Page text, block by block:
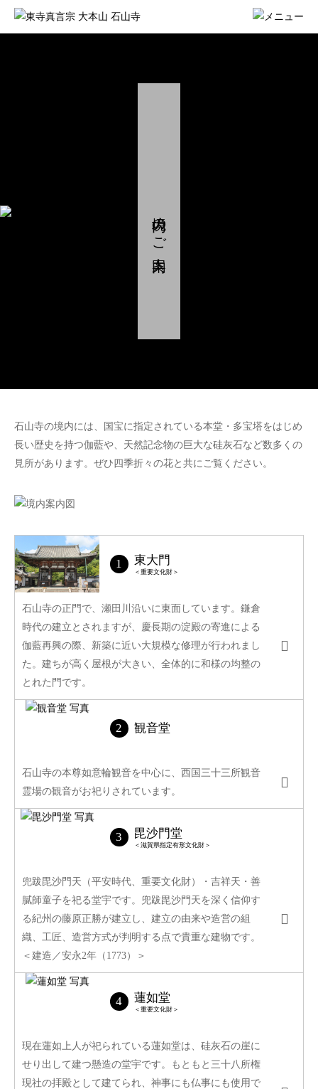
境内のご案内
石山寺の境内には、国宝に指定されている本堂・多宝塔をはじめ
長い歴史を持つ伽藍や、天然記念物の巨大な硅灰石など数多くの
見所があります。ぜひ四季折々の花と共にご覧ください。
東大門
＜重要文化財＞
石山寺の正門で、瀬田川沿いに東面しています。鎌倉
時代の建立とされますが、慶長期の淀殿の寄進による
伽藍再興の際、新築に近い大規模な修理が行われまし
た。建ちが高く屋根が大きい、全体的に和様の均整の
とれた門です。
観音堂
石山寺の本尊如意輪観音を中心に、西国三十三所観音
霊場の観音がお祀りされています。
毘沙門堂
＜滋賀県指定有形文化財＞
兜跋毘沙門天（平安時代、重要文化財）・吉祥天・善
膩師童子を祀る堂宇です。兜跋毘沙門天を深く信仰す
る紀州の藤原正勝が建立し、建立の由来や造営の組
織、工匠、造営方式が判明する点で貴重な建物です。
＜建造／安永2年（1773）＞
蓮如堂
＜重要文化財＞
現在蓮如上人が祀られている蓮如堂は、硅灰石の崖に
せり出して建つ懸造の堂宇です。もともと三十八所権
現社の拝殿として建てられ、神事にも仏事にも使用で